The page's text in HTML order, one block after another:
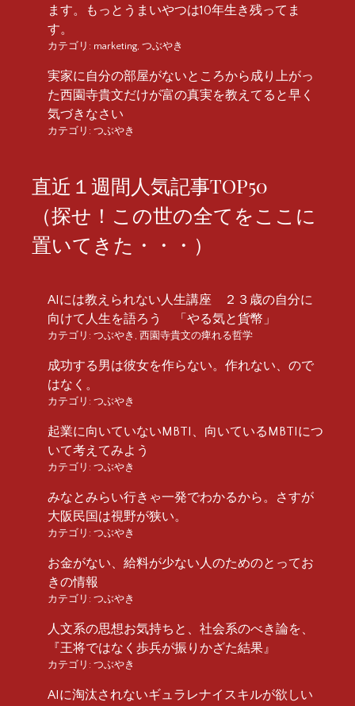
ます。もっとうまいやつは10年生き残ってま
す。
カテゴリ: marketing, つぶやき
実家に自分の部屋がないところから成り上がっ
た西園寺貴文だけが富の真実を教えてると早く
気づきなさい
カテゴリ: つぶやき
直近１週間人気記事TOP50
（探せ！この世の全てをここに
置いてきた・・・）
AIには教えられない人生講座 ２３歳の自分に
向けて人生を語ろう 「やる気と貨幣」
カテゴリ: つぶやき , 西園寺貴文の痺れる哲学
成功する男は彼女を作らない。作れない、ので
はなく。
カテゴリ: つぶやき
起業に向いていないMBTI、向いているMBTIにつ
いて考えてみよう
カテゴリ: つぶやき
みなとみらい行きゃ一発でわかるから。さすが
大阪民国は視野が狭い。
カテゴリ: つぶやき
お金がない、給料が少ない人のためのとってお
きの情報
カテゴリ: つぶやき
人文系の思想お気持ちと、社会系のべき論を、
『王将ではなく歩兵が振りかざた結果』
カテゴリ: つぶやき
AIに淘汰されないギュラレナイスキルが欲しい